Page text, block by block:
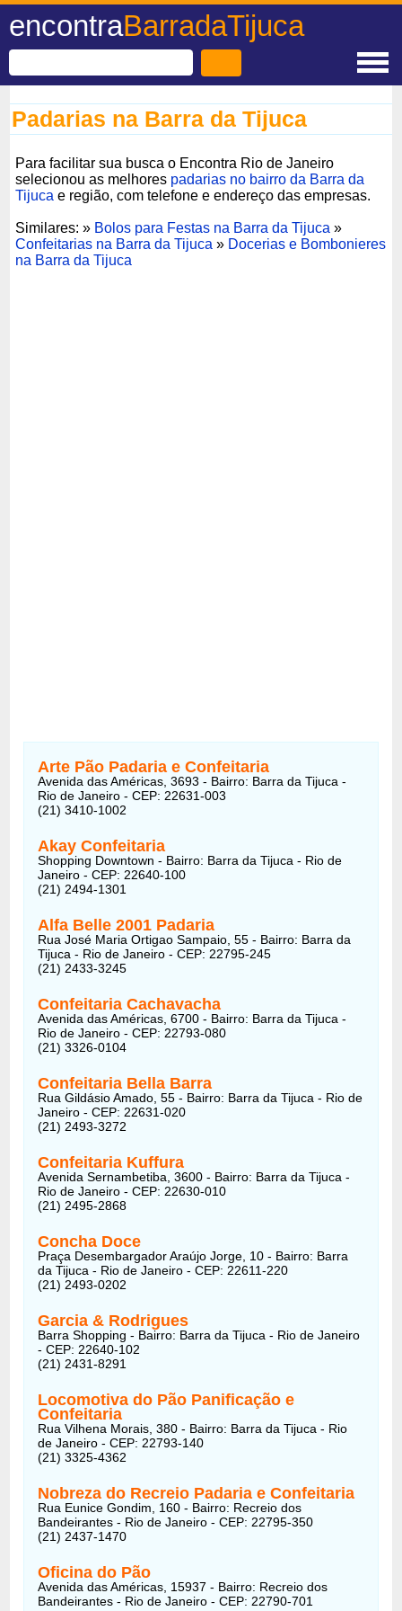
encontraBarradaTijuca
Padarias na Barra da Tijuca
Para facilitar sua busca o Encontra Rio de Janeiro
selecionou as melhores padarias no bairro da Barra da
Tijuca e região, com telefone e endereço das empresas.
Similares: » Bolos para Festas na Barra da Tijuca »
Confeitarias na Barra da Tijuca » Docerias e Bombonieres
na Barra da Tijuca
Arte Pão Padaria e Confeitaria
Avenida das Américas, 3693 - Bairro: Barra da Tijuca -
Rio de Janeiro - CEP: 22631-003
(21) 3410-1002
Akay Confeitaria
Shopping Downtown - Bairro: Barra da Tijuca - Rio de
Janeiro - CEP: 22640-100
(21) 2494-1301
Alfa Belle 2001 Padaria
Rua José Maria Ortigao Sampaio, 55 - Bairro: Barra da
Tijuca - Rio de Janeiro - CEP: 22795-245
(21) 2433-3245
Confeitaria Cachavacha
Avenida das Américas, 6700 - Bairro: Barra da Tijuca -
Rio de Janeiro - CEP: 22793-080
(21) 3326-0104
Confeitaria Bella Barra
Rua Gildásio Amado, 55 - Bairro: Barra da Tijuca - Rio de
Janeiro - CEP: 22631-020
(21) 2493-3272
Confeitaria Kuffura
Avenida Sernambetiba, 3600 - Bairro: Barra da Tijuca -
Rio de Janeiro - CEP: 22630-010
(21) 2495-2868
Concha Doce
Praça Desembargador Araújo Jorge, 10 - Bairro: Barra
da Tijuca - Rio de Janeiro - CEP: 22611-220
(21) 2493-0202
Garcia & Rodrigues
Barra Shopping - Bairro: Barra da Tijuca - Rio de Janeiro
- CEP: 22640-102
(21) 2431-8291
Locomotiva do Pão Panificação e
Confeitaria
Rua Vilhena Morais, 380 - Bairro: Barra da Tijuca - Rio
de Janeiro - CEP: 22793-140
(21) 3325-4362
Nobreza do Recreio Padaria e Confeitaria
Rua Eunice Gondim, 160 - Bairro: Recreio dos
Bandeirantes - Rio de Janeiro - CEP: 22795-350
(21) 2437-1470
Oficina do Pão
Avenida das Américas, 15937 - Bairro: Recreio dos
Bandeirantes - Rio de Janeiro - CEP: 22790-701